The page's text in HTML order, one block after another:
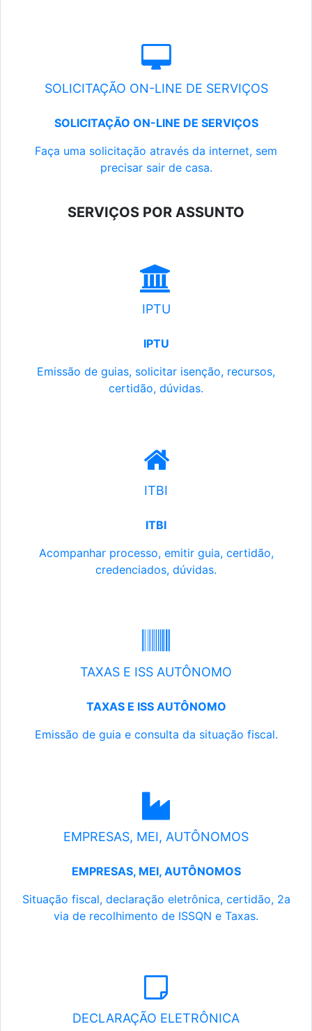
SOLICITAÇÃO ON-LINE DE SERVIÇOS
SOLICITAÇÃO ON-LINE DE SERVIÇOS
Faça uma solicitação através da internet, sem
precisar sair de casa.
SERVIÇOS POR ASSUNTO
IPTU
IPTU
Emissão de guias, solicitar isenção, recursos,
certidão, dúvidas.
ITBI
ITBI
Acompanhar processo, emitir guia, certidão,
credenciados, dúvidas.
TAXAS E ISS AUTÔNOMO
TAXAS E ISS AUTÔNOMO
Emissão de guia e consulta da situação fiscal.
EMPRESAS, MEI, AUTÔNOMOS
EMPRESAS, MEI, AUTÔNOMOS
Situação fiscal, declaração eletrônica, certidão, 2a
via de recolhimento de ISSQN e Taxas.
DECLARAÇÃO ELETRÔNICA